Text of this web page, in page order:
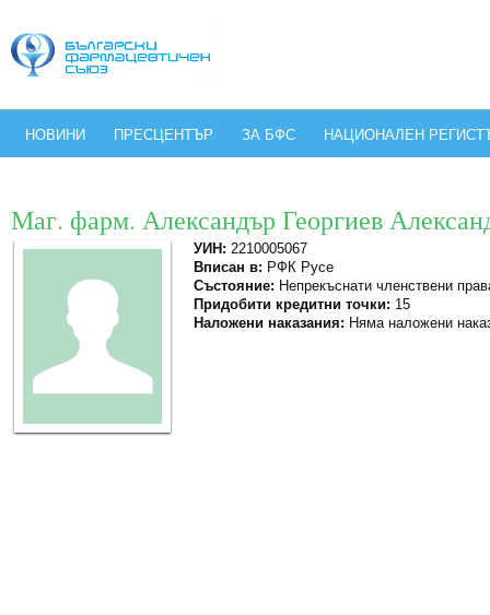
НОВИНИ ПРЕСЦЕНТЪР ЗА БФС НАЦИОНАЛЕН
Маг. фарм. Александър Георгиев
УИН: 2210005067
Вписан в: РФК Русе
Състояние: Непрекъснати членствени
Придобити кредитни точки: 15
Наложени наказания: Няма наложени